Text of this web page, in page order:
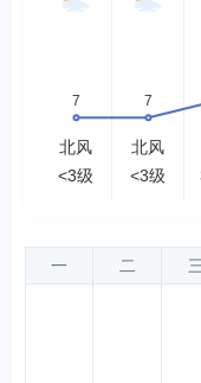
北风
<3级
北风
<3级
一 二